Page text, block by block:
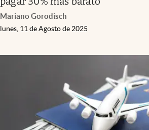
Mariano Gorodisch
lunes, 11 de Agosto de 2025